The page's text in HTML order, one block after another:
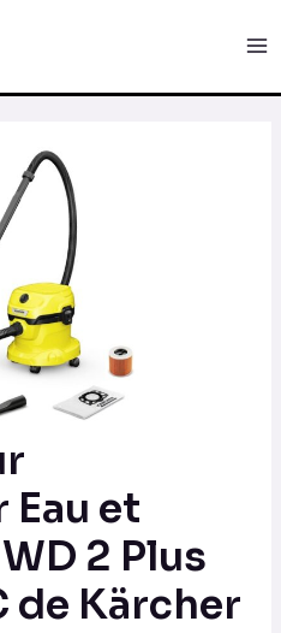
Eau et
2 Plus
de Kärcher